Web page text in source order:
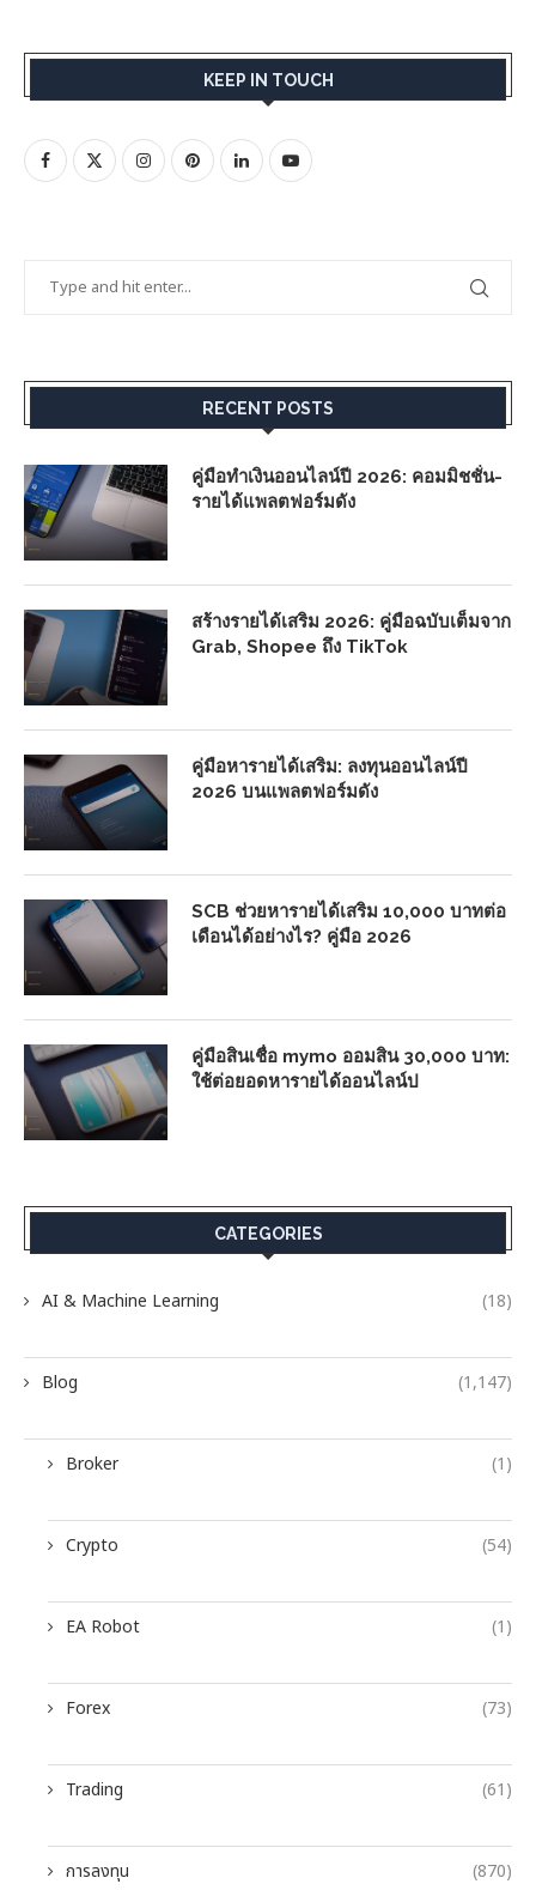
KEEP IN TOUCH
RECENT POSTS
คู่มือทำเงินออนไลน์ปี 2026: คอมมิชชั่น-
รายได้แพลตฟอร์มดัง
สร้างรายได้เสริม 2026: คู่มือฉบับเต็มจาก
Grab, Shopee ถึง TikTok
คู่มือหารายได้เสริม: ลงทุนออนไลน์ปี
2026 บนแพลตฟอร์มดัง
SCB ช่วยหารายได้เสริม 10,000 บาทต่อ
เดือนได้อย่างไร? คู่มือ 2026
คู่มือสินเชื่อ mymo ออมสิน 30,000 บาท:
ใช้ต่อยอดหารายได้ออนไลน์ป
CATEGORIES
AI & Machine Learning (18)
Blog (1,147)
Broker (1)
Crypto (54)
EA Robot (1)
Forex (73)
Trading (61)
การลงทุน (870)